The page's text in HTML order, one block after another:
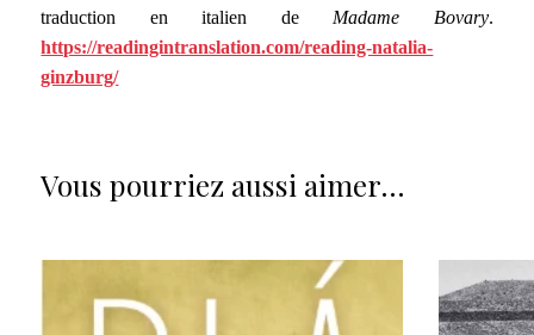
traduction en italien de Madame Bovary.
https://readingintranslation.com/reading-natalia-
ginzburg/
Vous pourriez aussi aimer…